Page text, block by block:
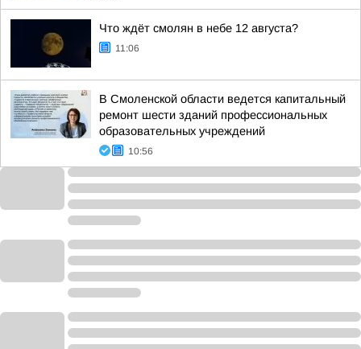
Что ждёт смолян в небе 12 августа?
11:06
В Смоленской области ведется капитальный
ремонт шести зданий профессиональных
образовательных учреждений
10:56